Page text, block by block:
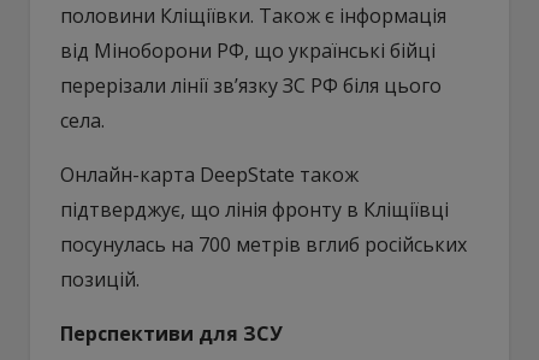
половини Кліщіївки. Також є інформація
від Міноборони РФ, що українські бійці
перерізали лінії зв’язку ЗС РФ біля цього
села.
Онлайн-карта DeepState також
підтверджує, що лінія фронту в Кліщіївці
посунулась на 700 метрів вглиб російських
позицій.
Перспективи для ЗСУ